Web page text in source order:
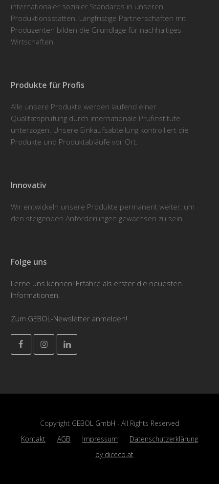
internationaler sozialer Standards in unseren
Produktionsstätten. Langfristige Partnerschaften mit
Produzenten bilden die Grundlage für nachhaltiges
Wirtschaften.
Produkte für Profis
Alle unsere Produkte werden laufend einer
Qualitätsprüfung durch internationale Prüfinstitute
unterzogen. Unsere Einkaufsabteilung kontrolliert die
Produkte und Produktabläufe vor Ort.
Innovativ
Wir entwickeln unsere Produkte permanent weiter, um
den steigenden Anforderungen gewachsen zu sein.
Folge uns
Lerne uns kennen! Erfahre als erster die neuesten
Informationen.
Zum GEBOL-Newsletter anmelden!
FacebookInstagramLinkedIn
Copyright GEBOL GmbH - All Rights Reserved
Kontakt
AGB Impressum
Datenschutzerklärung
by diceco.at